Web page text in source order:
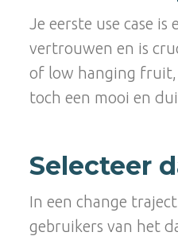
Je eerste use case
vertrouwen en is
of low hanging fruit,
toch een mooi en
Selecteer
In een change
gebruikers van het